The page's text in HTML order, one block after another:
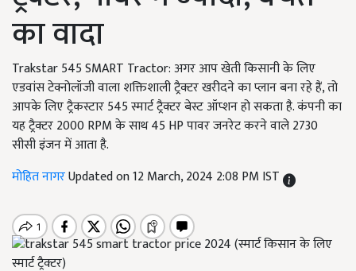
का वादा
Trakstar 545 SMART Tractor: अगर आप खेती किसानी के लिए
एडवांस टेक्नोलॉजी वाला शक्तिशाली ट्रैक्टर खरीदने का प्लान बना रहे हैं, तो
आपके लिए ट्रैकस्टार 545 स्मार्ट ट्रैक्टर बेस्ट ऑप्शन हो सकता है. कंपनी का
यह ट्रैक्टर 2000 RPM के साथ 45 HP पावर जनरेट करने वाले 2730
सीसी इंजन में आता है.
मोहित नागरUpdated on 12 March, 2024 2:08 PM IST